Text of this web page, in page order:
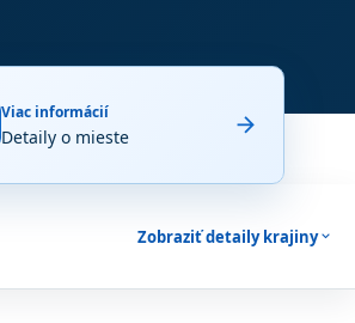
Viac informácií
Detaily o mieste arrow_forward
Zobraziť detaily krajinyexpand_more